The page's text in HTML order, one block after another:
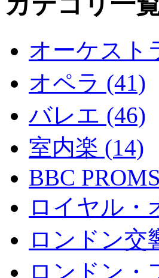
オーケスト
オペラ (41)
バレエ (46)
室内楽 (14)
BBC
ロイヤル・
ロンドン交
ロンドン・